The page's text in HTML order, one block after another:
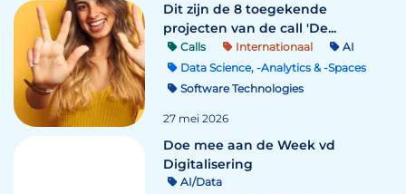
Dit zijn de 8 toegekende
projecten van de call 'De...
Calls Internationaal
AI
Data Science, -Analytics & -Spaces
Software Technologies
27 mei 2026
Doe mee aan de Week vd
Digitalisering
AI/Data